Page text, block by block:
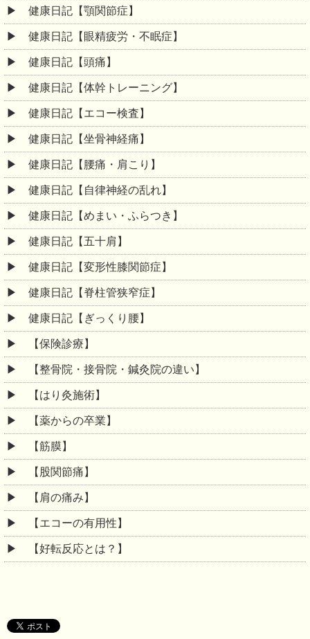
健康日記【顎関節症】
健康日記【眼精疲労・不眠症】
健康日記【頭痛】
健康日記【体幹トレーニング】
健康日記【エコー検査】
健康日記【坐骨神経痛】
健康日記【腰痛・肩こり】
健康日記【自律神経の乱れ】
健康日記【めまい・ふらつき】
健康日記【五十肩】
健康日記【変形性膝関節症】
健康日記【脊柱管狭窄症】
健康日記【ぎっくり腰】
【保険診療】
【整骨院・接骨院・鍼灸院の違い】
【はり灸施術】
【薬からの卒業】
【筋膜】
【股関節痛】
【肩の痛み】
【エコーの有用性】
【好転反応とは？】